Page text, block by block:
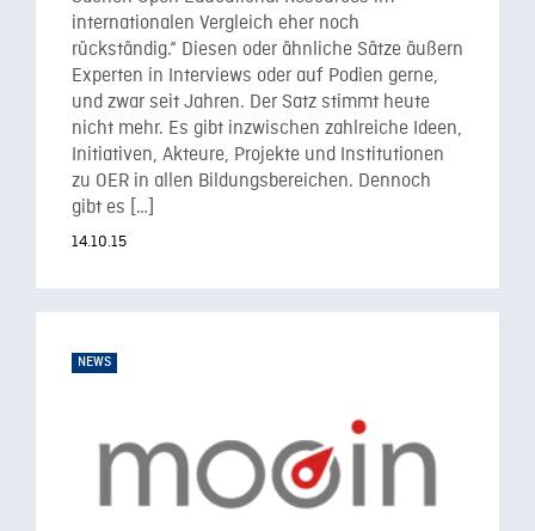
internationalen Vergleich eher noch
rückständig.“ Diesen oder ähnliche Sätze äußern
Experten in Interviews oder auf Podien gerne,
und zwar seit Jahren. Der Satz stimmt heute
nicht mehr. Es gibt inzwischen zahlreiche Ideen,
Initiativen, Akteure, Projekte und Institutionen
zu OER in allen Bildungsbereichen. Dennoch
gibt es […]
14.10.15
NEWS